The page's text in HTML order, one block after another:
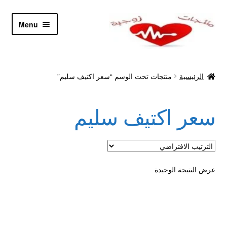
Skip
Skip
Menu
أدوية تكبير و تضخيم العضو
اتصل بنا
اتمام الطلب
الرئيسية منتجات تحت الوسم “سعر اكتيف سليم”
سعر اكتيف سليم
عرض النتيجة الوحيدة